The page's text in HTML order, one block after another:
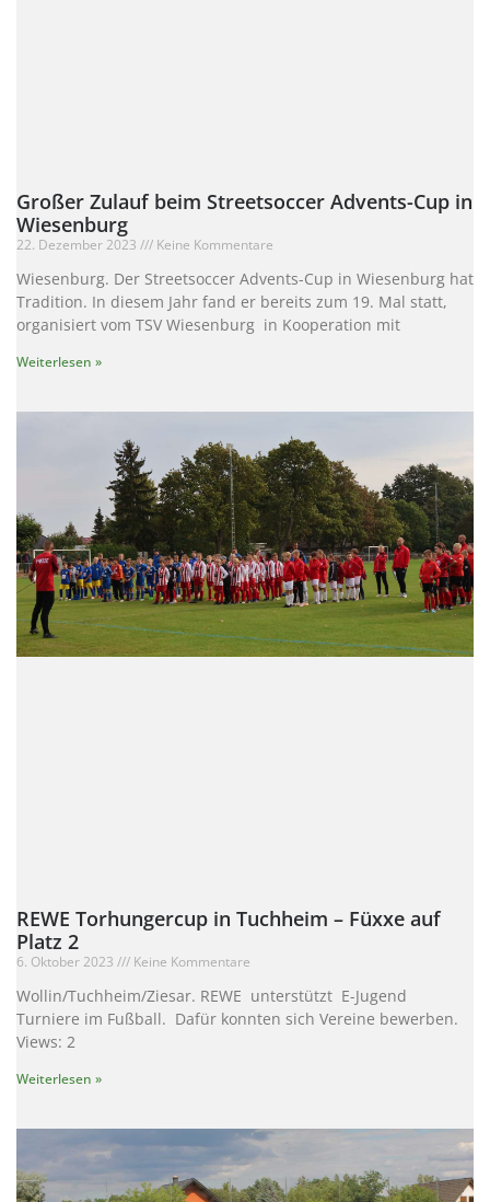
Großer Zulauf beim Streetsoccer Advents-Cup in
Wiesenburg
22. Dezember 2023 Keine Kommentare
Wiesenburg. Der Streetsoccer Advents-Cup in Wiesenburg hat
Tradition. In diesem Jahr fand er bereits zum 19. Mal statt,
organisiert vom TSV Wiesenburg in Kooperation mit
Weiterlesen »
REWE Torhungercup in Tuchheim – Füxxe auf
Platz 2
6. Oktober 2023 Keine Kommentare
Wollin/Tuchheim/Ziesar. REWE unterstützt E-Jugend
Turniere im Fußball. Dafür konnten sich Vereine bewerben.
Views: 2
Weiterlesen »